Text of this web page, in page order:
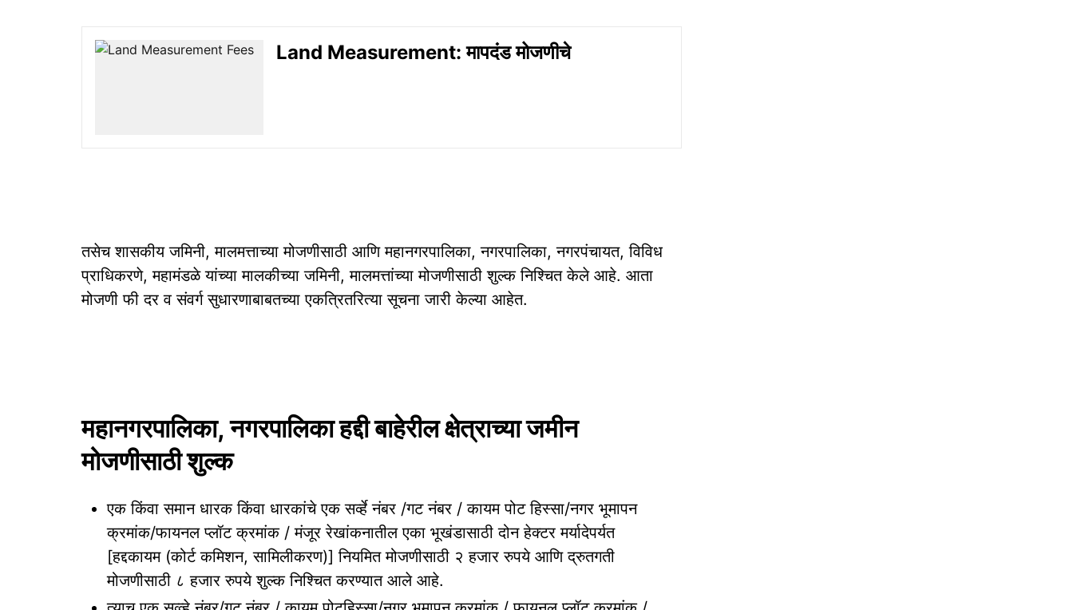
Land Measurement: मापदंड मोजणीचे
तसेच शासकीय जमिनी, मालमत्ताच्या मोजणीसाठी आणि महानगरपालिका, नगरपालिका, नगरपंचायत, विविध
प्राधिकरणे, महामंडळे यांच्या मालकीच्या जमिनी, मालमत्तांच्या मोजणीसाठी शुल्क निश्चित केले आहे. आता
मोजणी फी दर व संवर्ग सुधारणाबाबतच्या एकत्रितरित्या सूचना जारी केल्या आहेत.
महानगरपालिका, नगरपालिका हद्दी बाहेरील क्षेत्राच्या जमीन
मोजणीसाठी शुल्क
एक किंवा समान धारक किंवा धारकांचे एक सर्व्हे नंबर /गट नंबर / कायम पोट हिस्सा/नगर भूमापन
क्रमांक/फायनल प्लॉट क्रमांक / मंजूर रेखांकनातील एका भूखंडासाठी दोन हेक्टर मर्यादेपर्यत
[हद्दकायम (कोर्ट कमिशन, सामिलीकरण)] नियमित मोजणीसाठी २ हजार रुपये आणि द्रुतगती
मोजणीसाठी ८ हजार रुपये शुल्क निश्चित करण्यात आले आहे.